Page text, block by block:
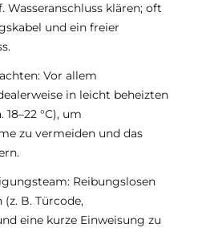
klären; oft
und ein freier
Vor allem
in leicht beheizten
°C), um
zu vermeiden und das
Reibungslosen
B. Türcode,
eine kurze Einweisung zu